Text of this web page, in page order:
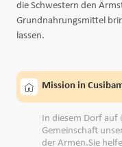
die Schwestern den
Grundnahrungsmittel
lassen.
Mission in
In diesem Dorf
Gemeinschaft
der Armen.Sie